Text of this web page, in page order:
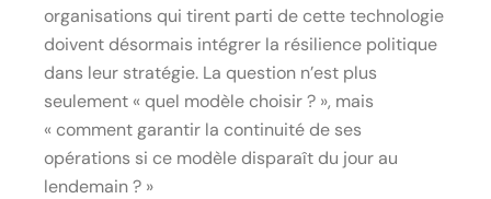
organisations qui tirent parti de cette technologie
doivent désormais intégrer la résilience politique
dans leur stratégie. La question n’est plus
seulement « quel modèle choisir ? », mais
« comment garantir la continuité de ses
opérations si ce modèle disparaît du jour au
lendemain ? »